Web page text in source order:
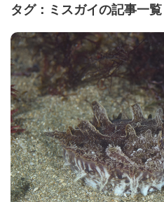
タグ：ミスガイの記事一覧